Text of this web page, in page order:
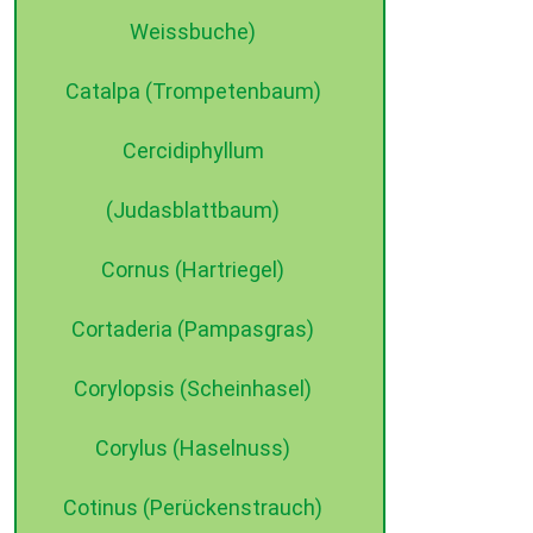
Weissbuche)
Catalpa (Trompetenbaum)
Cercidiphyllum
(Judasblattbaum)
Cornus (Hartriegel)
Cortaderia (Pampasgras)
Corylopsis (Scheinhasel)
Corylus (Haselnuss)
Cotinus (Perückenstrauch)